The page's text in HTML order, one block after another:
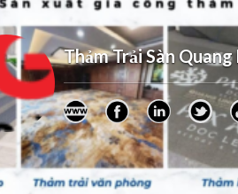
Thảm Trải Sàn Quang